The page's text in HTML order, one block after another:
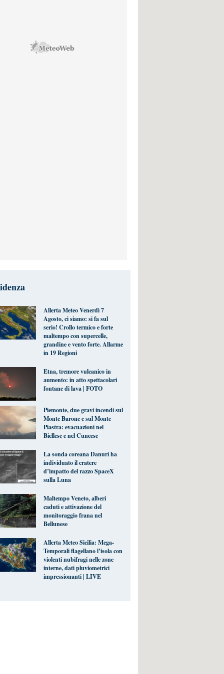
Allerta Meteo Venerdì 7
Agosto, ci siamo: si fa sul
serio! Crollo termico e forte
maltempo con supercelle,
grandine e vento forte. Allarme
in 19 Regioni
Etna, tremore vulcanico in
aumento: in atto spettacolari
fontane di lava | FOTO
Piemonte, due gravi incendi sul
Monte Barone e sul Monte
Piastra: evacuazioni nel
Biellese e nel Cuneese
La sonda coreana Danuri ha
individuato il cratere
d’impatto del razzo SpaceX
sulla Luna
Maltempo Veneto, alberi
caduti e attivazione del
monitoraggio frana nel
Bellunese
Allerta Meteo Sicilia: Mega-
Temporali flagellano l’isola con
violenti nubifragi nelle zone
interne, dati pluviometrici
impressionanti | LIVE